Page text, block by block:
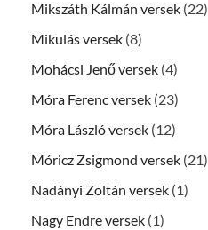
Mikszáth Kálmán versek (22)
Mikulás versek (8)
Mohácsi Jenő versek (4)
Móra Ferenc versek (23)
Móra László versek (12)
Móricz Zsigmond versek (21)
Nadányi Zoltán versek (1)
Nagy Endre versek (1)